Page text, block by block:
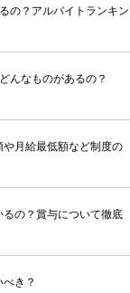
の？アルバイトランキン
んなものがあるの？
月給最低額など制度の
の？賞与について徹底
き？